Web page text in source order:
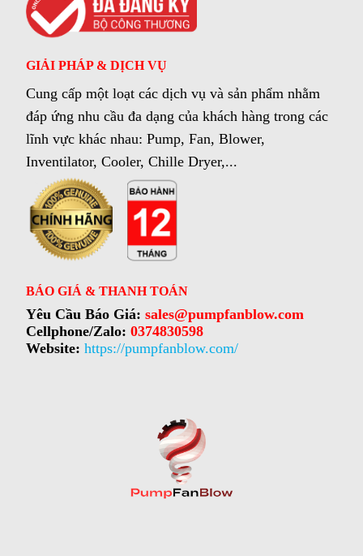
GIẢI PHÁP & DỊCH VỤ
Cung cấp một loạt các dịch vụ và sản phẩm nhằm
đáp ứng nhu cầu đa dạng của khách hàng trong các
lĩnh vực khác nhau: Pump, Fan, Blower,
Inventilator, Cooler, Chille Dryer,...
BÁO GIÁ & THANH TOÁN
Yêu Cầu Báo Giá: sales@pumpfanblow.com
Cellphone/Zalo: 0374830598
Website:https://pumpfanblow.com/